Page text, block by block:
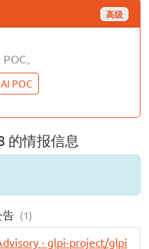
高级
。
POC
的情报信息
告 (1)
· glpi-project/glpi